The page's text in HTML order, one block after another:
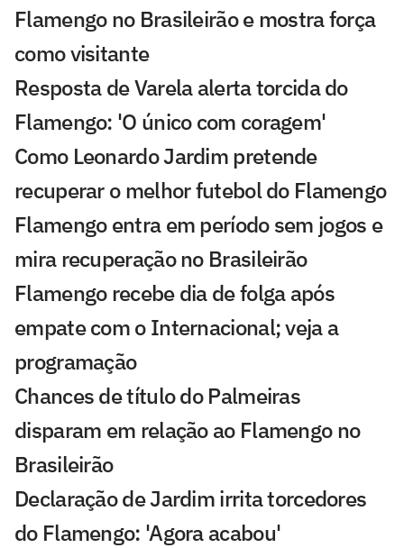
Flamengo no Brasileirão e mostra força
como visitante
Resposta de Varela alerta torcida do
Flamengo: 'O único com coragem'
Como Leonardo Jardim pretende
recuperar o melhor futebol do Flamengo
Flamengo entra em período sem jogos e
mira recuperação no Brasileirão
Flamengo recebe dia de folga após
empate com o Internacional; veja a
programação
Chances de título do Palmeiras
disparam em relação ao Flamengo no
Brasileirão
Declaração de Jardim irrita torcedores
do Flamengo: 'Agora acabou'